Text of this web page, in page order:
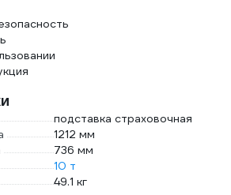
подставка страховочная
1212 мм
736 мм
10 т
49.1 кг